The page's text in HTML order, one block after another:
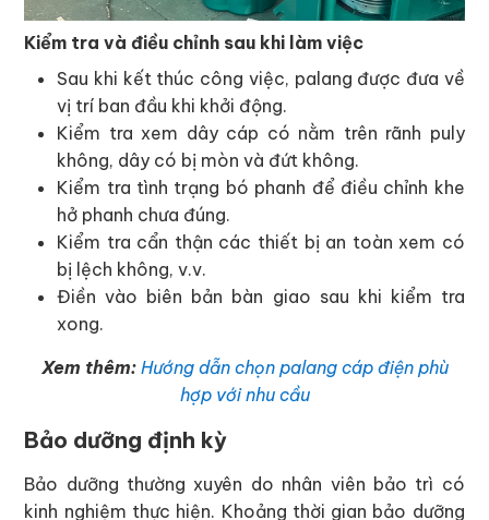
Kiểm tra và điều chỉnh sau khi làm việc
Sau khi kết thúc công việc, palang được đưa về
vị trí ban đầu khi khởi động.
Kiểm tra xem dây cáp có nằm trên rãnh puly
không, dây có bị mòn và đứt không.
Kiểm tra tình trạng bó phanh để điều chỉnh khe
hở phanh chưa đúng.
Kiểm tra cẩn thận các thiết bị an toàn xem có
bị lệch không, v.v.
Điền vào biên bản bàn giao sau khi kiểm tra
xong.
Xem thêm: Hướng dẫn chọn palang cáp điện phù
hợp với nhu cầu
Bảo dưỡng định kỳ
Bảo dưỡng thường xuyên do nhân viên bảo trì có
kinh nghiệm thực hiện. Khoảng thời gian bảo dưỡng